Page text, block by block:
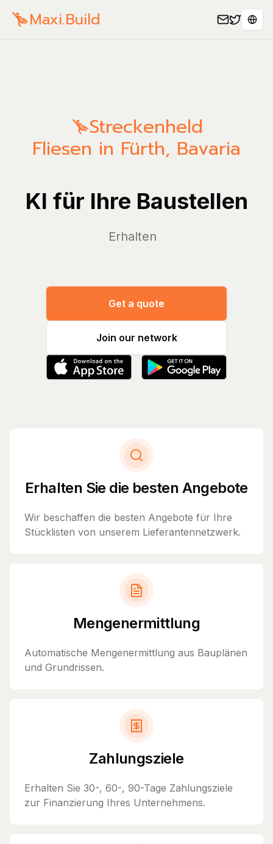
Maxi.Build
Streckenheld
Fliesen in Fürth, Bavaria
KI für Ihre Baustellen
V
Get a quote
Join our network
Erhalten Sie die besten Angebote
Wir beschaffen die besten Angebote für Ihre
Stücklisten von unserem Lieferantennetzwerk.
Mengenermittlung
Automatische Mengenermittlung aus Bauplänen
und Grundrissen.
Zahlungsziele
Erhalten Sie 30-, 60-, 90-Tage Zahlungsziele
zur Finanzierung Ihres Unternehmens.